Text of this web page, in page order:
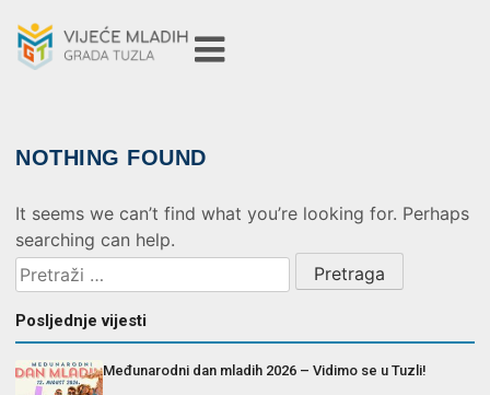
NOTHING FOUND
It seems we can’t find what you’re looking for. Perhaps
searching can help.
Posljednje vijesti
Međunarodni dan mladih 2026 – Vidimo se u Tuzli!